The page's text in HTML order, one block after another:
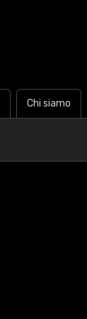
Chi siamo